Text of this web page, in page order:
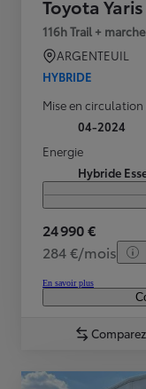
Toyota
116h Trail +
ARGENTEUIL
HYBRIDE
Mise en circulation
04-2024
Energie
Hybride
24 990 €
284 €/mois
En savoir plus
Comparez